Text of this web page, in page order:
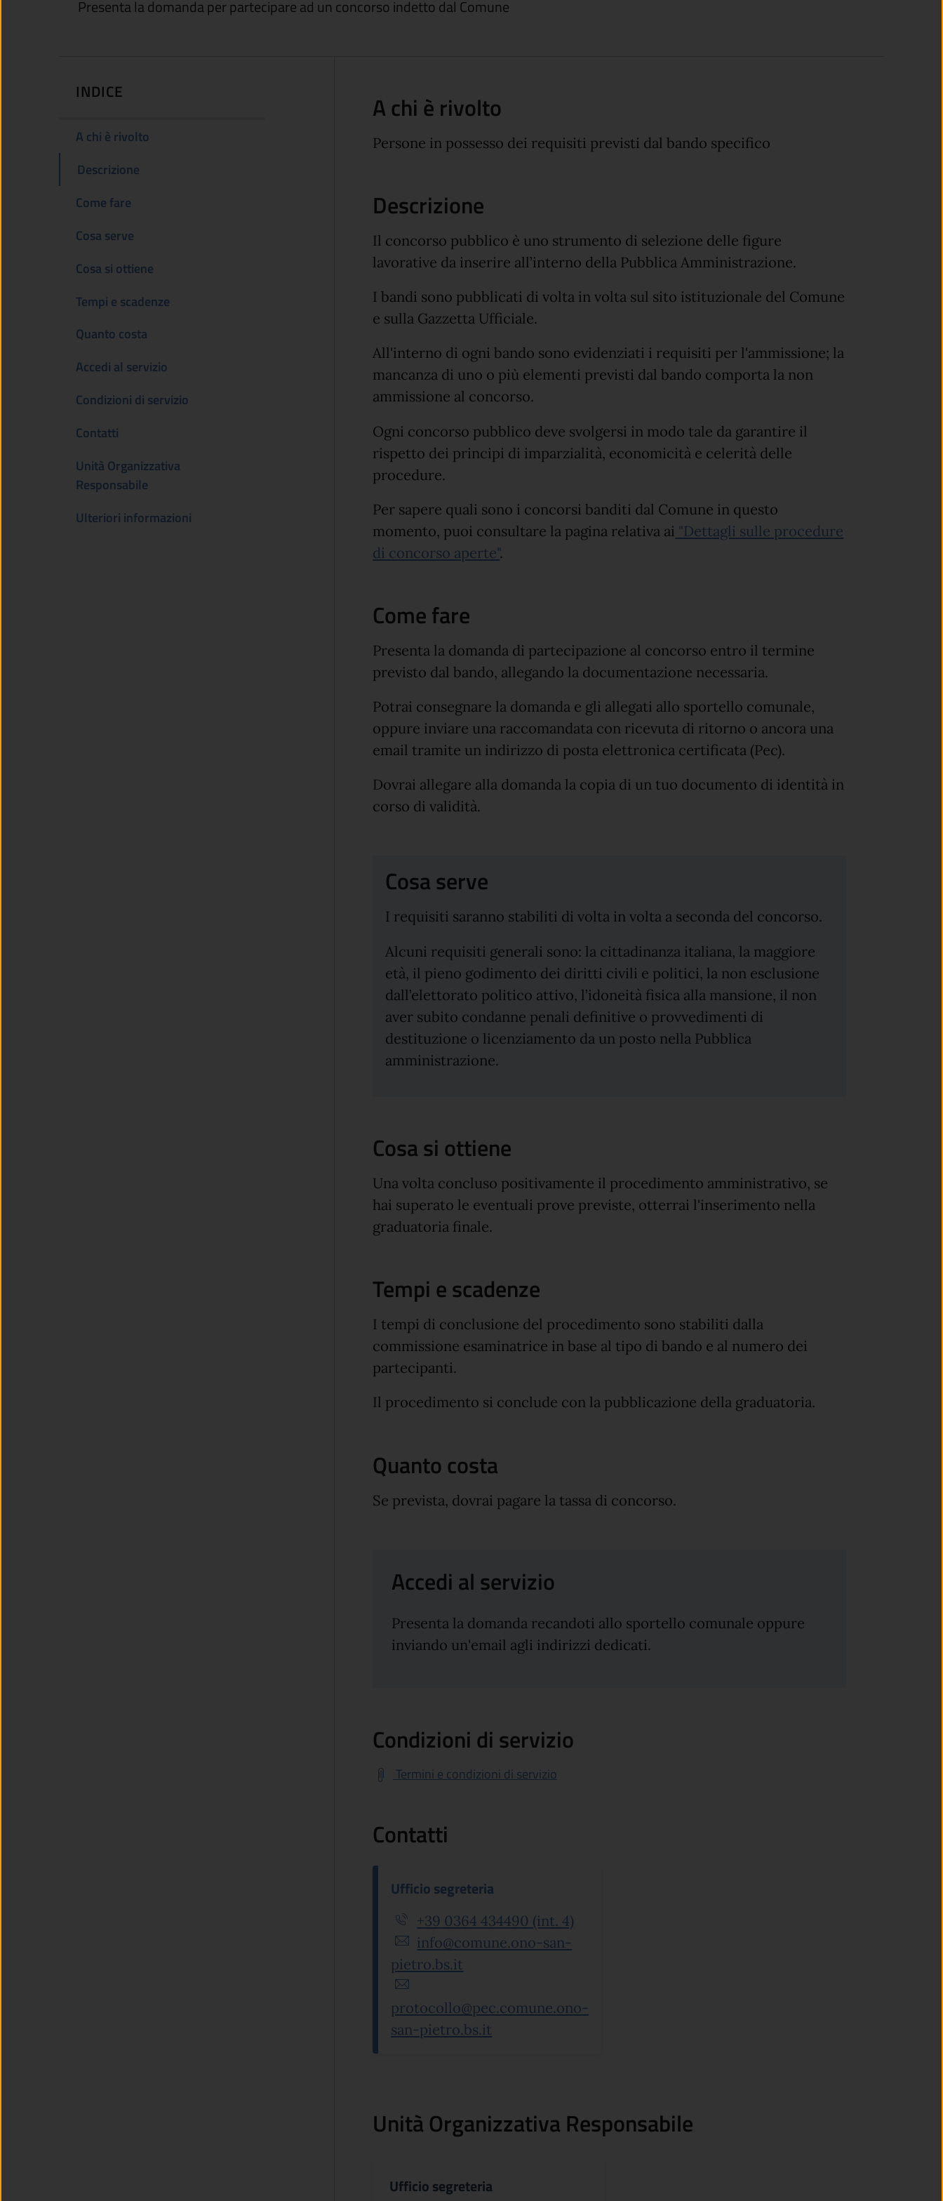
Presenta la domanda per partecipare ad un concorso indetto dal Comune
INDICE
A chi è rivolto
Descrizione
Come fare
Cosa serve
Cosa si ottiene
Tempi e scadenze
Quanto costa
Accedi al servizio
Condizioni di servizio
Contatti
Unità Organizzativa
Responsabile
Ulteriori informazioni
A chi è rivolto
Persone in possesso dei requisiti previsti dal bando specifico
Descrizione
Il concorso pubblico è uno strumento di selezione delle figure
lavorative da inserire all’interno della Pubblica Amministrazione.
I bandi sono pubblicati di volta in volta sul sito istituzionale del Comune
e sulla Gazzetta Ufficiale.
All'interno di ogni bando sono evidenziati i requisiti per l'ammissione; la
mancanza di uno o più elementi previsti dal bando comporta la non
ammissione al concorso.
Ogni concorso pubblico deve svolgersi in modo tale da garantire il
rispetto dei principi di imparzialità, economicità e celerità delle
procedure.
Per sapere quali sono i concorsi banditi dal Comune in questo
momento, puoi consultare la pagina relativa ai "Dettagli sulle procedure
di concorso aperte".
Come fare
Presenta la domanda di partecipazione al concorso entro il termine
previsto dal bando, allegando la documentazione necessaria.
Potrai consegnare la domanda e gli allegati allo sportello comunale,
oppure inviare una raccomandata con ricevuta di ritorno o ancora una
email tramite un indirizzo di posta elettronica certificata (Pec).
Dovrai allegare alla domanda la copia di un tuo documento di identità in
corso di validità.
Cosa serve
I requisiti saranno stabiliti di volta in volta a seconda del concorso.
Alcuni requisiti generali sono: la cittadinanza italiana, la maggiore
età, il pieno godimento dei diritti civili e politici, la non esclusione
dall’elettorato politico attivo, l’idoneità fisica alla mansione, il non
aver subito condanne penali definitive o provvedimenti di
destituzione o licenziamento da un posto nella Pubblica
amministrazione.
Cosa si ottiene
Una volta concluso positivamente il procedimento amministrativo, se
hai superato le eventuali prove previste, otterrai l'inserimento nella
graduatoria finale.
Tempi e scadenze
I tempi di conclusione del procedimento sono stabiliti dalla
commissione esaminatrice in base al tipo di bando e al numero dei
partecipanti.
Il procedimento si conclude con la pubblicazione della graduatoria.
Quanto costa
Se prevista, dovrai pagare la tassa di concorso.
Accedi al servizio
Presenta la domanda recandoti allo sportello comunale oppure
inviando un'email agli indirizzi dedicati.
Condizioni di servizio
Termini e condizioni di servizio
Contatti
Ufficio segreteria
+39 0364 434490 (int. 4)
info@comune.ono-san-
pietro.bs.it
protocollo@pec.comune.ono-
san-pietro.bs.it
Unità Organizzativa Responsabile
Ufficio segreteria